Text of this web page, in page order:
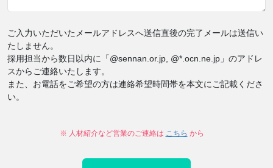
ご入力いただいたメールアドレスへ送信直後の完了メールは送信い
たしません。
採用担当から数日以内に「@sennan.or.jp, @*.ocn.ne.jp」のアドレ
スからご連絡いたします。
また、お電話をご希望の方は連絡希望時間帯を本文にご記載くださ
い。
※ 人材紹介など営業のご連絡は こちら から